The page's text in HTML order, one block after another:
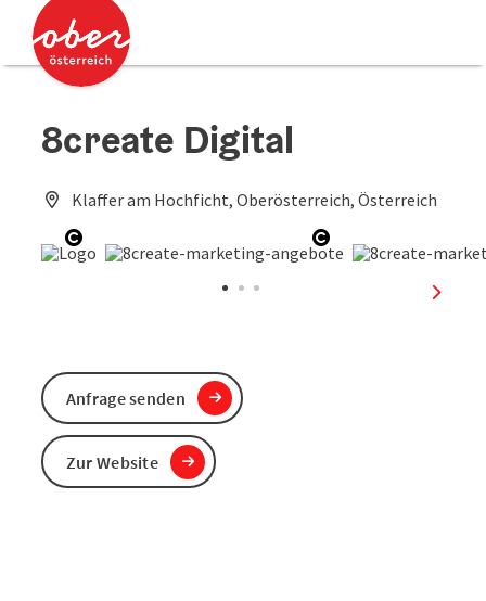
Zum Inhalt
Zum Seitenanfang
8create Digital
Klaffer am Hochficht, Oberösterreich, Österreich
Copyright öffnen Copyright öffnen
Anfrage senden
Zur Website